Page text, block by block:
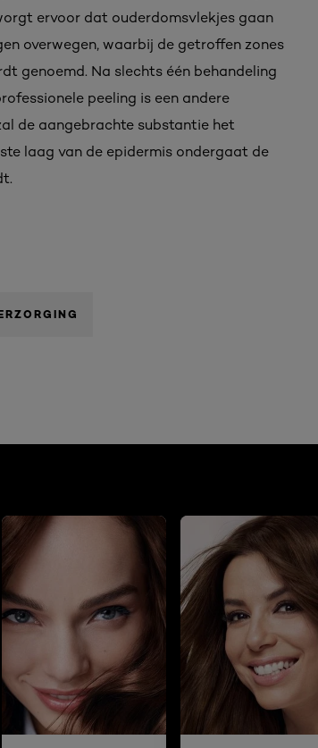
ervoor dat ouderdomsvlekjes gaan
overwegen, waarbij de getroffen zones
genoemd. Na slechts één behandeling
peeling is een andere
de aangebrachte substantie het
laag van de epidermis ondergaat de